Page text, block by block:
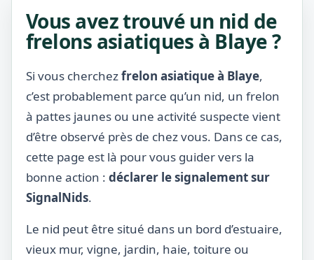
Vous avez trouvé un nid de
frelons asiatiques à Blaye ?
Si vous cherchezfrelon asiatique à Blaye,
c’est probablement parce qu’un nid, un frelon
à pattes jaunes ou une activité suspecte vient
d’être observé près de chez vous. Dans ce cas,
cette page est là pour vous guider vers la
bonne action : déclarer le signalement sur
SignalNids.
Le nid peut être situé dans un bord d’estuaire,
vieux mur, vigne, jardin, haie, toiture ou